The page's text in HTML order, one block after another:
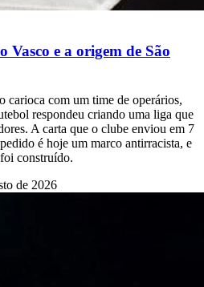
Vasco e a origem de São
carioca com um time de operários,
respondeu criando uma liga que
A carta que o clube enviou em 7
é hoje um marco antirracista, e
construído.
de 2026